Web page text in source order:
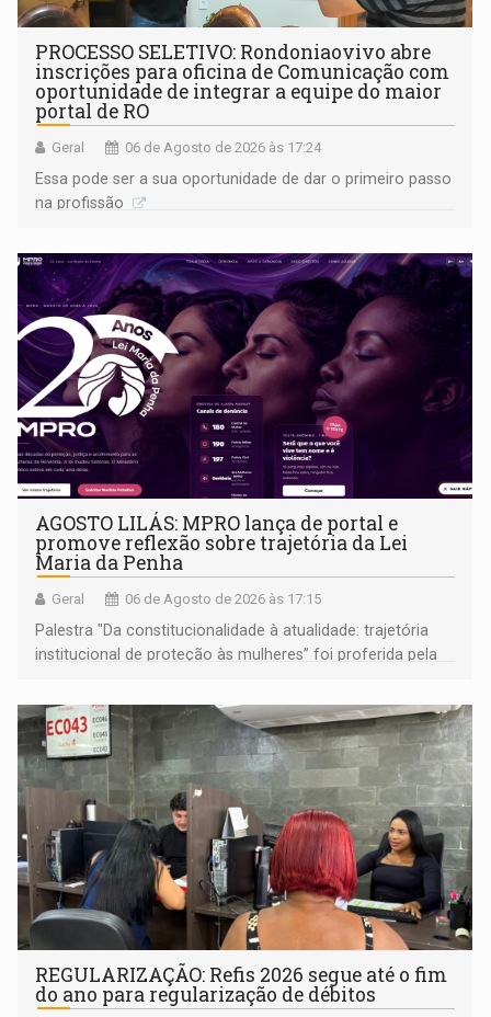
PROCESSO SELETIVO: Rondoniaovivo abre
inscrições para oficina de Comunicação com
oportunidade de integrar a equipe do maior
portal de RO
Geral 06 de Agosto de 2026 às 17:24
Essa pode ser a sua oportunidade de dar o primeiro passo
na profissão
AGOSTO LILÁS: MPRO lança de portal e
promove reflexão sobre trajetória da Lei
Maria da Penha
Geral 06 de Agosto de 2026 às 17:15
Palestra "Da constitucionalidade à atualidade: trajetória
institucional de proteção às mulheres” foi proferida pela
Goiás
REGULARIZAÇÃO: Refis 2026 segue até o fim
do ano para regularização de débitos